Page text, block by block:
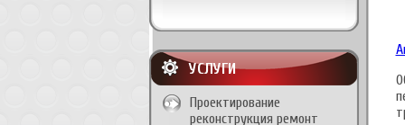
УСЛУГИ
Проектирование
реконструкция ремонт